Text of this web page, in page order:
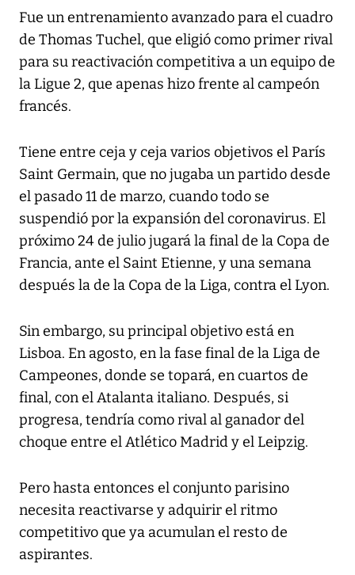
Fue un entrenamiento avanzado para el cuadro
de Thomas Tuchel, que eligió como primer rival
para su reactivación competitiva a un equipo de
la Ligue 2, que apenas hizo frente al campeón
francés.
Tiene entre ceja y ceja varios objetivos el París
Saint Germain, que no jugaba un partido desde
el pasado 11 de marzo, cuando todo se
suspendió por la expansión del coronavirus. El
próximo 24 de julio jugará la final de la Copa de
Francia, ante el Saint Etienne, y una semana
después la de la Copa de la Liga, contra el Lyon.
Sin embargo, su principal objetivo está en
Lisboa. En agosto, en la fase final de la Liga de
Campeones, donde se topará, en cuartos de
final, con el Atalanta italiano. Después, si
progresa, tendría como rival al ganador del
choque entre el Atlético Madrid y el Leipzig.
Pero hasta entonces el conjunto parisino
necesita reactivarse y adquirir el ritmo
competitivo que ya acumulan el resto de
aspirantes.